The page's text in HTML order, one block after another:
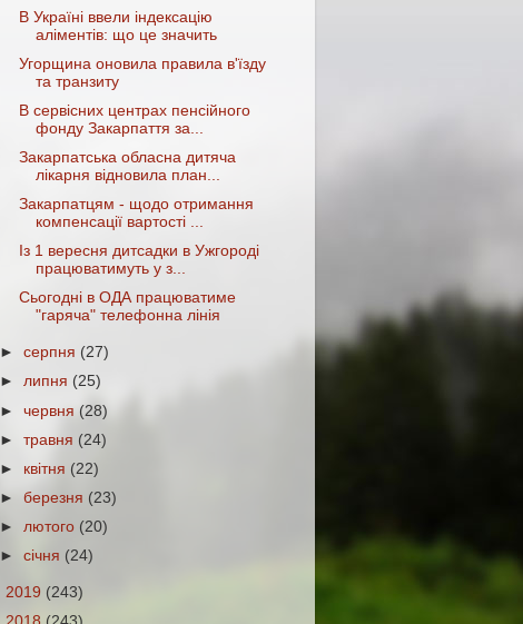
В Україні ввели індексацію
аліментів: що це значить
Угорщина оновила правила в'їзду
та транзиту
В сервісних центрах пенсійного
фонду Закарпаття за...
Закарпатська обласна дитяча
лікарня відновила план...
Закарпатцям - щодо отримання
компенсації вартості ...
Із 1 вересня дитсадки в Ужгороді
працюватимуть у з...
Сьогодні в ОДА працюватиме
"гаряча" телефонна лінія
►серпня (27)
►липня (25)
►червня(28)
►травня (24)
► квітня (22)
►березня (23)
►лютого (20)
►січня (24)
2019 (243)